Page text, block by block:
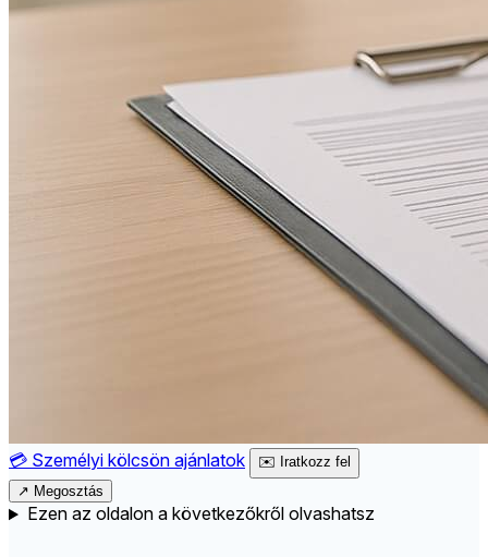
💳 Személyi kölcsön ajánlatok ✉️ Iratkozz fel
↗ Megosztás
Ezen az oldalon a következőkről olvashatsz